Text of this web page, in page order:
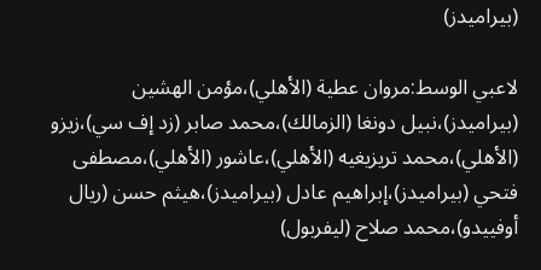
(بيراميدز)
لاعبي الوسط:مروان عطية (الأهلي)،مؤمن الهشين
(بيراميدز)،نبيل دونغا (الزمالك)،محمد صابر (زد إف سي)،زيزو
(الأهلي)،محمد تريزيغيه (الأهلي)،عاشور (الأهلي)،مصطفى
فتحي (بيراميدز)،إبراهيم عادل (بيراميدز)،هيثم حسن (ريال
أوفييدو)،محمد صلاح (ليفربول)